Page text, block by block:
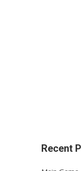
Recent